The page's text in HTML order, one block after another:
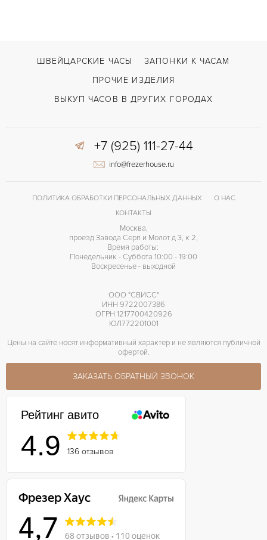
ВОЗМОЖНОСТИ ДОСТАВКИ С документами, С футляром
Двойной сложности застежка
ШВЕЙЦАРСКИЕ ЧАСЫ
ЗАПОНКИ К ЧАСАМ
ПРОЧИЕ ИЗДЕЛИЯ
ВЫКУП ЧАСОВ В ДРУГИХ ГОРОДАХ
+7 (925) 111-27-44
info@frezerhouse.ru
ПОЛИТИКА ОБРАБОТКИ ПЕРСОНАЛЬНЫХ ДАННЫХ
О НАС
КОНТАКТЫ
Москва,
проезд Завода Серп и Молот д 3, к 2,
Время работы:
Понедельник - Суббота 10:00 - 19:00
Воскресенье - выходной
ООО "СВИСС"
ИНН 9722007386
ОГРН 1217700420926
ЮЛ772201001
Цены на сайте носят информативный характер и не являются публичной
офертой.
ЗАКАЗАТЬ ОБРАТНЫЙ ЗВОНОК
Рейтинг авито
4.9 136 отзывов